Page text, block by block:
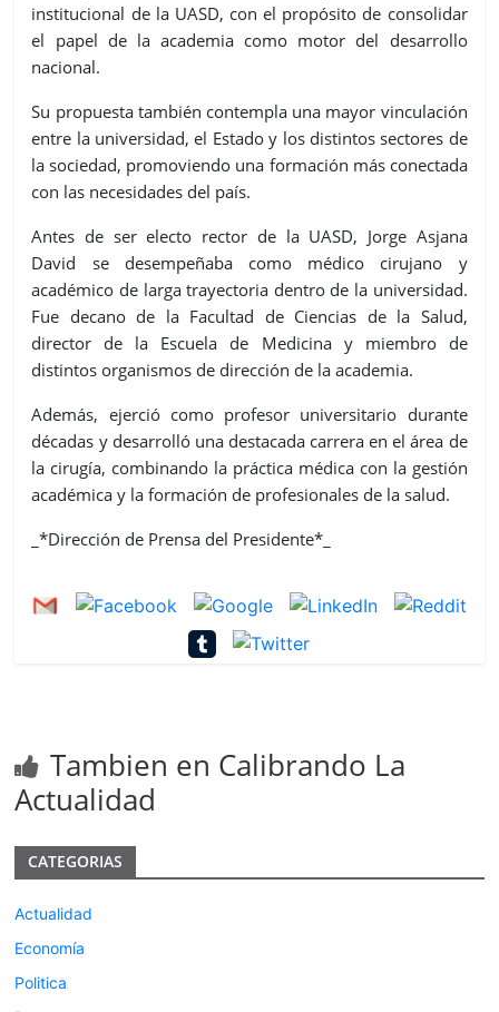
institucional de la UASD, con el propósito de consolidar
el papel de la academia como motor del desarrollo
nacional.
Su propuesta también contempla una mayor vinculación
entre la universidad, el Estado y los distintos sectores de
la sociedad, promoviendo una formación más conectada
con las necesidades del país.
Antes de ser electo rector de la UASD, Jorge Asjana
David se desempeñaba como médico cirujano y
académico de larga trayectoria dentro de la universidad.
Fue decano de la Facultad de Ciencias de la Salud,
director de la Escuela de Medicina y miembro de
distintos organismos de dirección de la academia.
Además, ejerció como profesor universitario durante
décadas y desarrolló una destacada carrera en el área de
la cirugía, combinando la práctica médica con la gestión
académica y la formación de profesionales de la salud.
_*Dirección de Prensa del Presidente*_
Tambien en Calibrando La
Actualidad
CATEGORIAS
Actualidad
Economía
Politica